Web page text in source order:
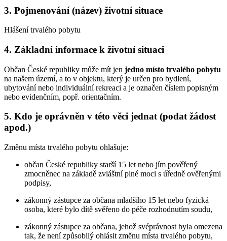
3. Pojmenování (název) životní situace
Hlášení trvalého pobytu
4. Základní informace k životní situaci
Občan České republiky může mít jen jedno místo trvalého pobytu
na našem území, a to v objektu, který je určen pro bydlení,
ubytování nebo individuální rekreaci a je označen číslem popisným
nebo evidenčním, popř. orientačním.
5. Kdo je oprávněn v této věci jednat (podat žádost
apod.)
Změnu místa trvalého pobytu ohlašuje:
občan České republiky starší 15 let nebo jím pověřený
zmocněnec na základě zvláštní plné moci s úředně ověřenými
podpisy,
zákonný zástupce za občana mladšího 15 let nebo fyzická
osoba, které bylo dítě svěřeno do péče rozhodnutím soudu,
zákonný zástupce za občana, jehož svéprávnost byla omezena
tak, že není způsobilý ohlásit změnu místa trvalého pobytu,